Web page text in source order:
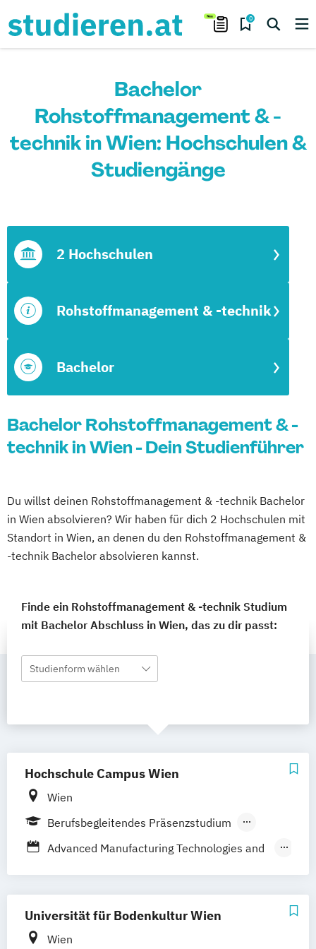
0
Bachelor
Rohstoffmanagement & -
technik in Wien: Hochschulen &
Studiengänge
Bachelor
Rohstoffmanagement & -technik
2 Hochschulen
Bachelor Rohstoffmanagement & -
technik in Wien - Dein Studienführer
Du willst deinen Rohstoffmanagement & -technik Bachelor
in Wien absolvieren? Wir haben für dich 2 Hochschulen mit
Standort in Wien, an denen du den Rohstoffmanagement &
-technik Bachelor absolvieren kannst.
Finde ein Rohstoffmanagement & -technik Studium
mit Bachelor Abschluss in Wien, das zu dir passt:
Studienform wählen
Hochschule Campus Wien
Wien
Berufsbegleitendes Präsenzstudium
Vollzeit
Advanced Manufacturing Technologies and
Advanced Nursing Education
Universität für Bodenkultur Wien
Wien